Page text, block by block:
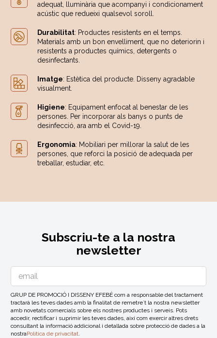
adequat, lluminària que acompanyi i condicionament
acústic que redueixi qualsevol soroll.
Durabilitat: Productes resistents en el temps.
Materials amb un bon envelliment, que no deteriorin i
resistents a productes químics, detergents o
desinfectants.
Imatge: Estètica del producte. Disseny agradable
visualment.
Higiene: Equipament enfocat al benestar de les
persones. Per incorporar als banys o punts de
desinfecció, ara amb el Covid-19.
Ergonomia: Mobiliari per millorar la salut de les
persones, que reforci la posició de adequada per
treballar, estudiar, etc.
Subscriu-te a la nostra
newsletter
GRUP DE PROMOCIÓ I DISSENY EFEBÉ com a responsable del tractament
tractarà les teves dades amb la finalitat de remetre´t la nostra newsletter
amb novetats comercials sobre els nostres productes i serveis. Pots
accedir, rectificar i suprimir les teves dades, així com exercir altres drets
consultant la informació addicional i detallada sobre protecció de dades a la
nostraPolitica de privacitat.